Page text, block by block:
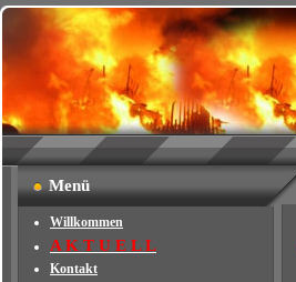
Menü
Willkommen
A K T U E L L
Kontakt